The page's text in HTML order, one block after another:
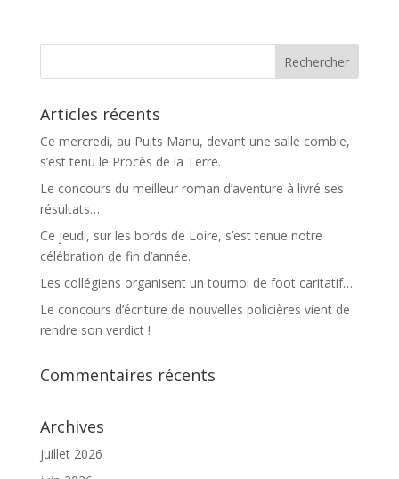
Articles récents
Ce mercredi, au Puits Manu, devant une salle comble,
s’est tenu le Procès de la Terre.
Le concours du meilleur roman d’aventure à livré ses
résultats…
Ce jeudi, sur les bords de Loire, s’est tenue notre
célébration de fin d’année.
Les collégiens organisent un tournoi de foot caritatif…
Le concours d’écriture de nouvelles policières vient de
rendre son verdict !
Commentaires récents
Archives
juillet 2026